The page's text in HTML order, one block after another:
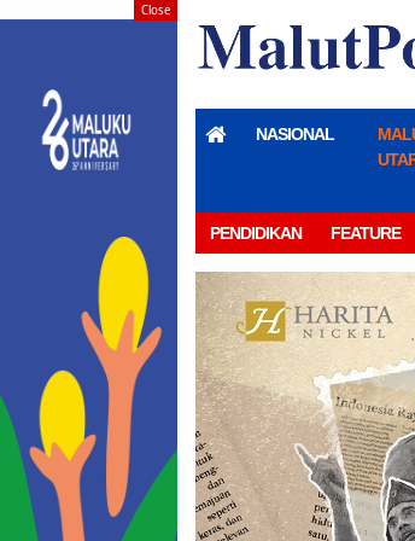
NASIONAL
PENDIDIKAN FEATURE
Close